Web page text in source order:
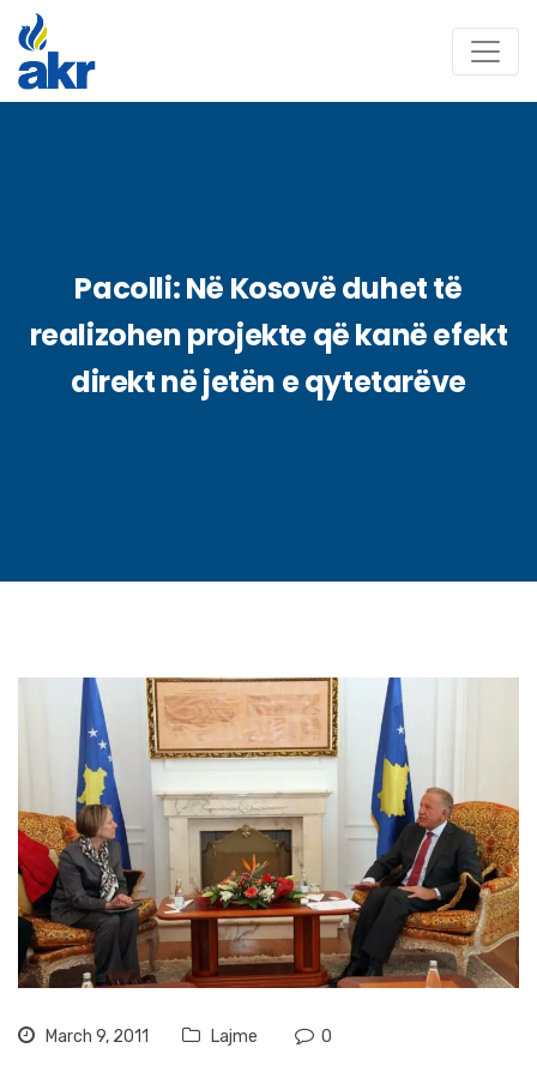
Pacolli: Në Kosovë duhet të
realizohen projekte që kanë efekt
direkt në jetën e qytetarëve
March 9, 2011 Lajme 0